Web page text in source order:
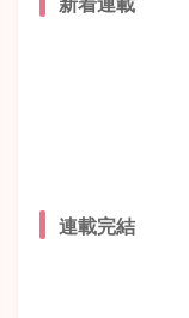
連載完結